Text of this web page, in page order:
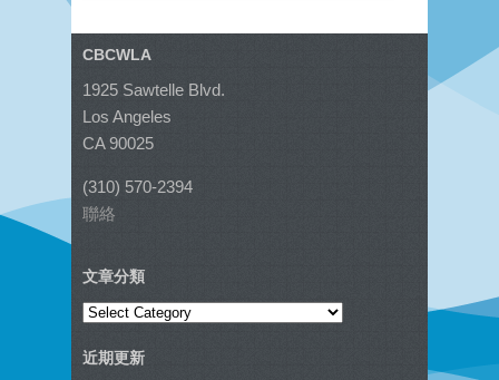
CBCWLA
1925 Sawtelle Blvd.
Los Angeles
CA 90025
(310) 570-2394
聯絡
文章分類
文
分
近期更新